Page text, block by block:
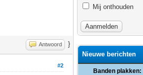
Antwoord }
#2
Mij onthouden
Nieuwe berichten
Banden plakken: